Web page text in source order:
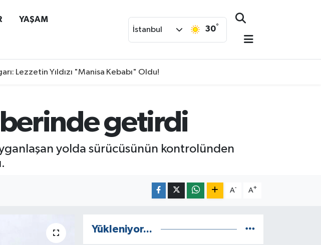
YAŞAM
İstanbul 30°
Lezzetin Yıldızı "Manisa Kebabı" Oldu!
getirdi
yolda sürücüsünün kontrolünden
A- A+
Yükleniyor...